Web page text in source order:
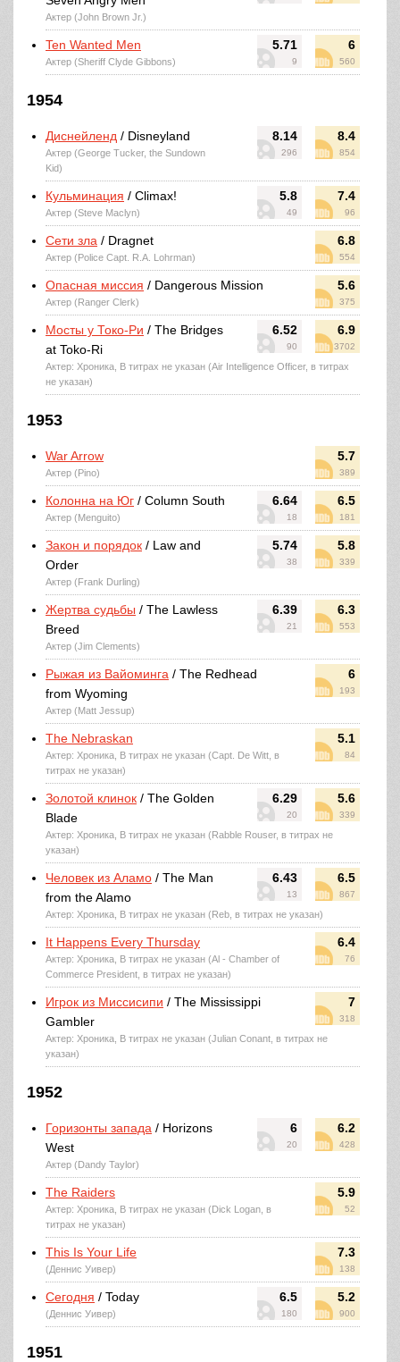
Актер (John Brown Jr.)
5.71
9
6
560
Ten Wanted Men
Актер (Sheriff Clyde Gibbons)
1954
8.14
296
8.4
854
Диснейленд / Disneyland
Актер (George Tucker, the Sundown
Kid)
5.8
49
7.4
96
Кульминация / Climax!
Актер (Steve Maclyn)
6.8
554
Сети зла / Dragnet
Актер (Police Capt. R.A. Lohrman)
5.6
375
Опасная миссия / Dangerous Mission
Актер (Ranger Clerk)
6.52
90
6.9
3702
Мосты у Токо-Ри / The Bridges
at Toko-Ri
Актер: Хроника, В титрах не указан (Air Intelligence Officer, в титрах
не указан)
1953
5.7
389
War Arrow
Актер (Pino)
6.64
18
6.5
181
Колонна на Юг / Column South
Актер (Menguito)
5.74
38
5.8
339
Закон и порядок / Law and
Order
Актер (Frank Durling)
6.39
21
6.3
553
Жертва судьбы / The Lawless
Breed
Актер (Jim Clements)
6
193
Рыжая из Вайоминга / The Redhead
from Wyoming
Актер (Matt Jessup)
5.1
84
The Nebraskan
Актер: Хроника, В титрах не указан (Capt. De Witt, в
титрах не указан)
6.29
20
5.6
339
Золотой клинок / The Golden
Blade
Актер: Хроника, В титрах не указан (Rabble Rouser, в титрах не
указан)
6.43
13
6.5
867
Человек из Аламо / The Man
from the Alamo
Актер: Хроника, В титрах не указан (Reb, в титрах не указан)
6.4
76
It Happens Every Thursday
Актер: Хроника, В титрах не указан (Al - Chamber of
Commerce President, в титрах не указан)
7
318
Игрок из Миссисипи / The Mississippi
Gambler
Актер: Хроника, В титрах не указан (Julian Conant, в титрах не
указан)
1952
6
20
6.2
428
Горизонты запада / Horizons
West
Актер (Dandy Taylor)
5.9
52
The Raiders
Актер: Хроника, В титрах не указан (Dick Logan, в
титрах не указан)
7.3
138
This Is Your Life
(Деннис Уивер)
6.5
180
5.2
900
Сегодня / Today
(Деннис Уивер)
1951